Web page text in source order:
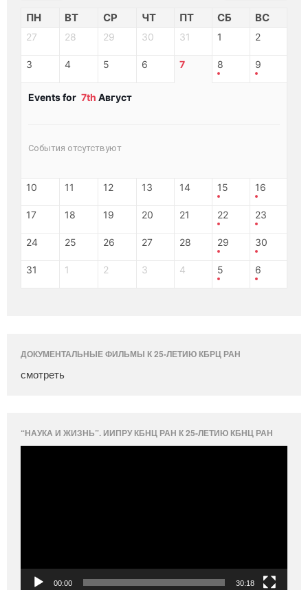
ПН ВТ СР ЧТ ПТ СБ ВС
27 28 29 30 31 1 2
3 4 5 6 7 8 9
Events for 7th Август
События отсутствуют
10 11 12 13 14 15 16
17 18 19 20 21 22 23
24 25 26 27 28 29 30
31 1 2 3 4 5 6
ДОКУМЕНТАЛЬНЫЕ ФИЛЬМЫ К 25-ЛЕТИЮ КБРЦ РАН
смотреть
“НАУКА И ЖИЗНЬ”. ИИПРУ КБНЦ РАН К 25-ЛЕТИЮ КБНЦ РАН
00:00 30:18